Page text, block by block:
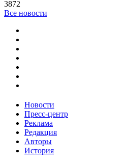
3872
Все новости
Новости
Пресс-центр
Реклама
Редакция
Авторы
История